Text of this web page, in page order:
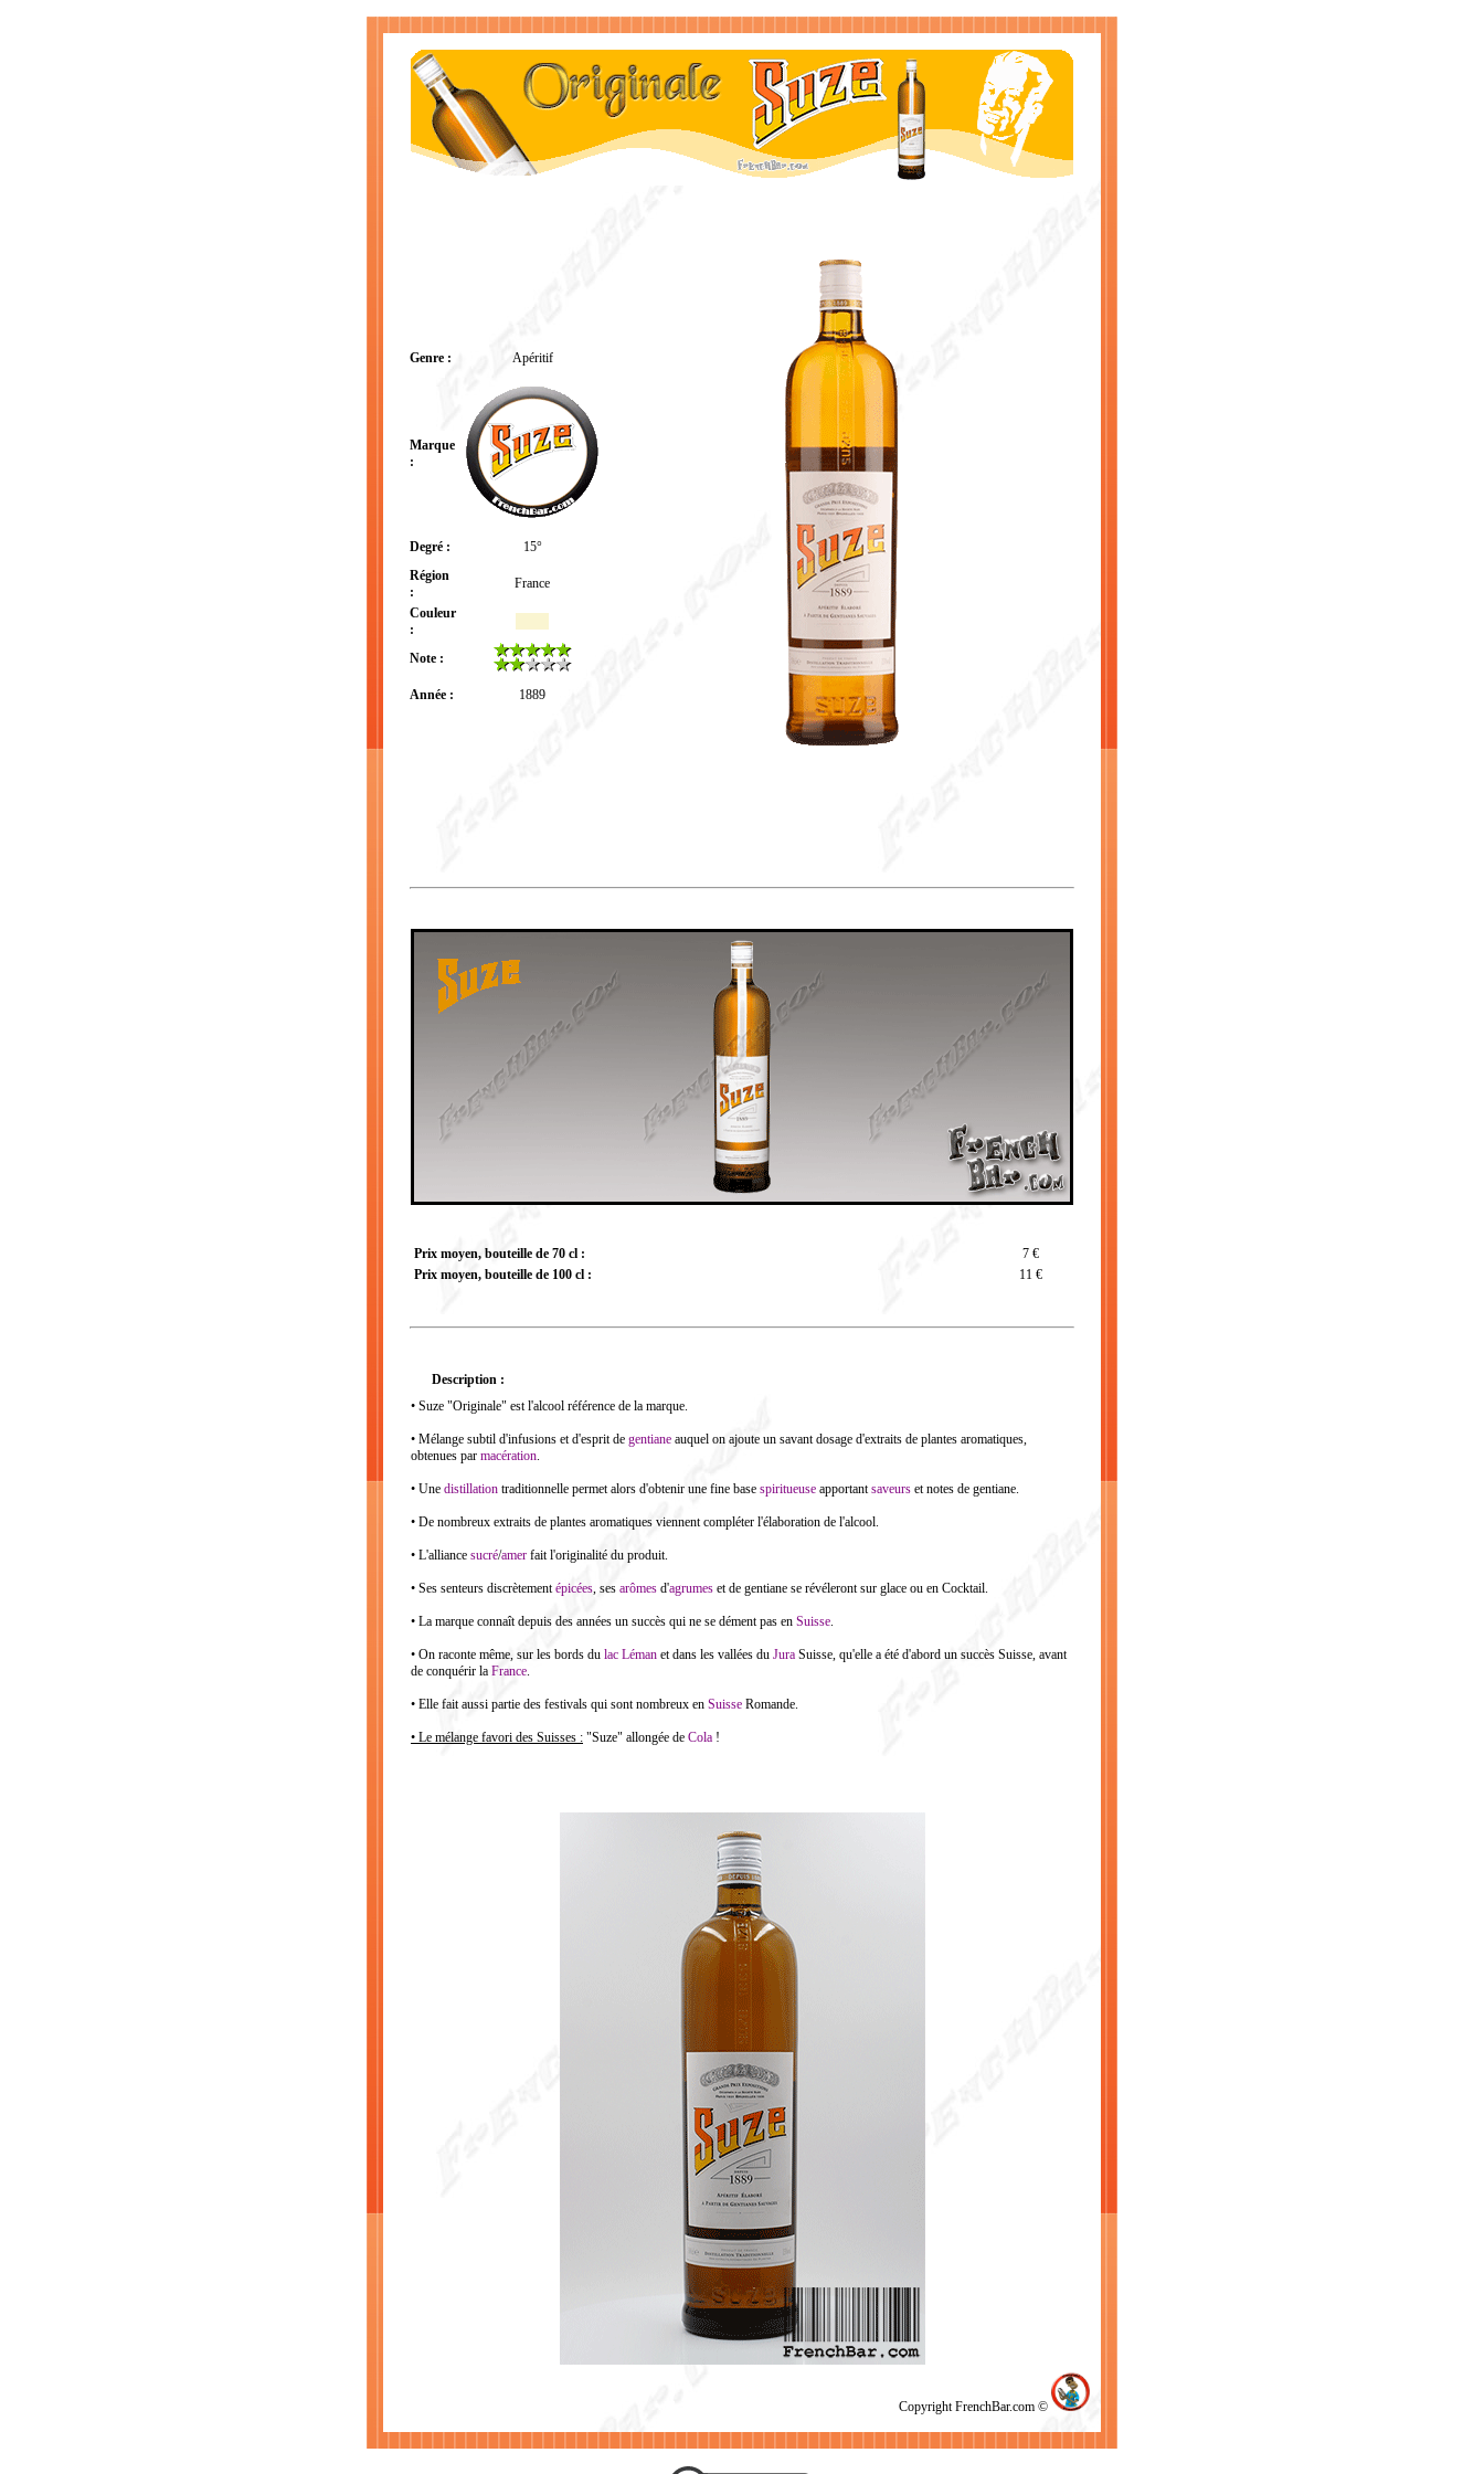
Genre : Apéritif
Marque
:
Degré :
15°
Région
:
France
Couleur
:
Note :
Année : 1889
Prix moyen, bouteille de 70 cl :
7 €
Prix moyen, bouteille de 100 cl :
11 €
Description :
• Suze "Originale" est l'alcool référence de la marque.
• Mélange subtil d'infusions et d'esprit de gentiane auquel on ajoute un savant dosage d'extraits de plantes aromatiques,
obtenues par macération.
• Une distillation traditionnelle permet alors d'obtenir une fine base spiritueuse apportantsaveurs et notes de gentiane.
• De nombreux extraits de plantes aromatiques viennent compléter l'élaboration de l'alcool.
• L'alliance sucré/amer fait l'originalité du produit.
• Ses senteurs discrètementépicées, ses arômes d'agrumes et de gentiane se révéleront sur glace ou en Cocktail.
• La marque connaît depuis des années un succès qui ne se dément pas en Suisse.
• On raconte même, sur les bords du lac Léman et dans les vallées du Jura Suisse, qu'elle a été d'abord un succès Suisse, avant
de conquérir la France.
• Elle fait aussi partie des festivals qui sont nombreux en Suisse Romande.
• Le mélange favori des Suisses : "Suze" allongée de Cola !
Copyright FrenchBar.com ©